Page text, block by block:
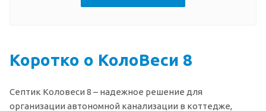
Коротко о КолоВеси 8
Септик Коловеси 8 – надежное решение для
организации автономной канализации в коттедже,